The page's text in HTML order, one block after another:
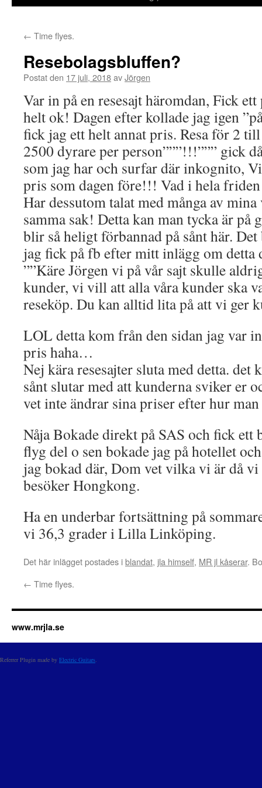
← Time flyes.
Resebolagsbluffen?
Postat den 17 juli, 2018avJörgen
Var in på en resesajt häromdan, Fick
helt ok! Dagen efter kollade jag igen
fick jag ett helt annat pris. Resa för 2
2500 dyrare per person”””!!!””” gick
som jag har och surfar där inkognito,
pris som dagen före!!! Vad i hela
Har dessutom talat med många av
samma sak! Detta kan man tycka är på
blir så heligt förbannad på sånt här.
jag fick på fb efter mitt inlägg om
””Käre Jörgen vi på vår sajt skulle
kunder, vi vill att alla våra kunder ska
reseköp. Du kan alltid lita på att vi ger
LOL detta kom från den sidan jag var
pris haha…
Nej kära resesajter sluta med detta. det
sånt slutar med att kunderna sviker er
vet inte ändrar sina priser efter hur man
Nåja Bokade direkt på SAS och fick ett
flyg del o sen bokade jag på hotellet
jag bokad där, Dom vet vilka vi är då
besöker Hongkong.
Ha en underbar fortsättning på
vi 36,3 grader i Lilla Linköping.
Det här inlägget postades iblandat, jla himself, MR jl kåserar.
← Time flyes.
www.mrjla.se
Referrer Plugin made by Electric Guitars.